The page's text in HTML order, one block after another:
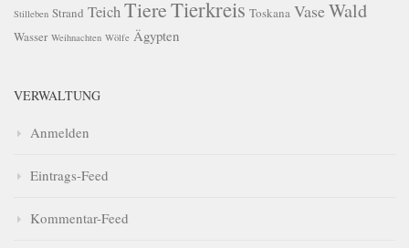
Stilleben Strand TeichTiereTierkreis Toskana VaseWald
Wasser Weihnachten Wölfe Ägypten
VERWALTUNG
Anmelden
Eintrags-Feed
Kommentar-Feed